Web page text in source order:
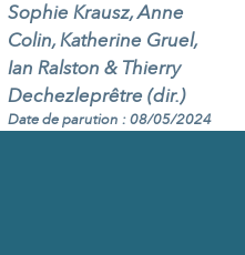
Sophie Krausz, Anne
Colin, Katherine Gruel,
Ian Ralston & Thierry
Dechezleprêtre (dir.)
Date de parution : 08/05/2024